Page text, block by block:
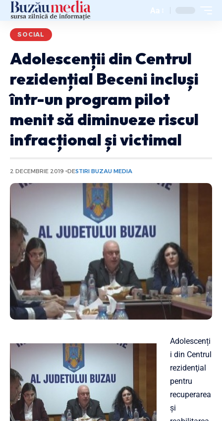
Aa
SOCIAL
Adolescenții din Centrul
rezidențial Beceni incluși
într-un program pilot
menit să diminueze riscul
infracțional și victimal
2 DECEMBRIE 2019 DESTIRI BUZAU MEDIA
Adolescenți
i din Centrul
rezidenţial
pentru
recuperarea
şi